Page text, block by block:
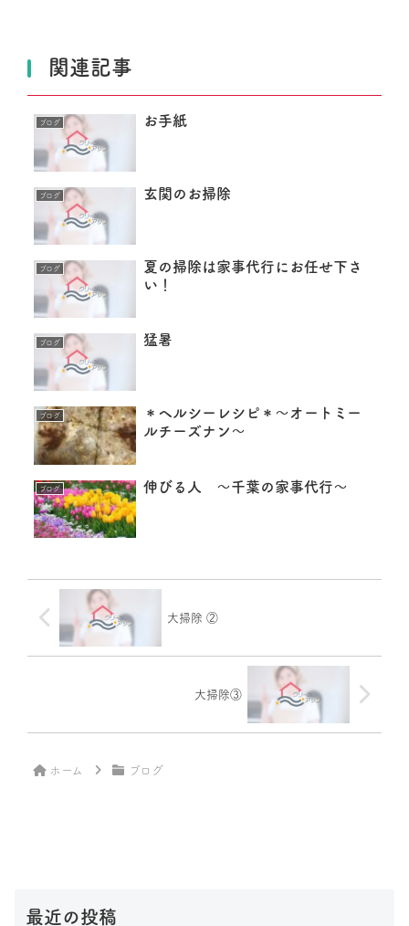
関連記事
ブログ お手紙
ブログ 玄関のお掃除
ブログ
夏の掃除は家事代行にお任せ下さ
い！
ブログ 猛暑
ブログ
＊ヘルシーレシピ＊〜オートミー
ルチーズナン〜
ブログ 伸びる人 ～千葉の家事代行～
大掃除 ②
大掃除③
ホーム ブログ
最近の投稿